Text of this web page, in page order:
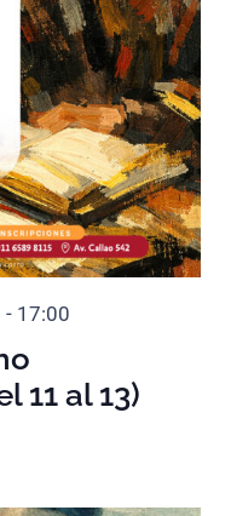
11 al 13)
- 17:00